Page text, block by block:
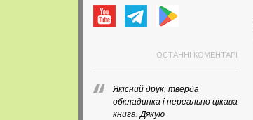
ОСТАННІ КОМЕНТАРІ
Якісний друк, тверда
обкладинка і нереально цікава
книга. Дякую